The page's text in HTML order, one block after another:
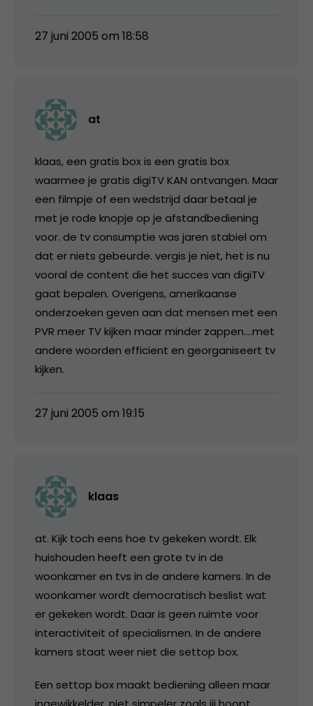
27 juni 2005 om 18:58
at
klaas, een gratis box is een gratis box
waarmee je gratis digiTV KAN ontvangen. Maar
een filmpje of een wedstrijd daar betaal je
met je rode knopje op je afstandbediening
voor. de tv consumptie was jaren stabiel om
dat er niets gebeurde. vergis je niet, het is nu
vooral de content die het succes van digiTV
gaat bepalen. Overigens, amerikaanse
onderzoeken geven aan dat mensen met een
PVR meer TV kijken maar minder zappen….met
andere woorden efficient en georganiseert tv
kijken.
27 juni 2005 om 19:15
klaas
at. Kijk toch eens hoe tv gekeken wordt. Elk
huishouden heeft een grote tv in de
woonkamer en tvs in de andere kamers. In de
woonkamer wordt democratisch beslist wat
er gekeken wordt. Daar is geen ruimte voor
interactiviteit of specialismen. In de andere
kamers staat weer niet die settop box.
Een settop box maakt bediening alleen maar